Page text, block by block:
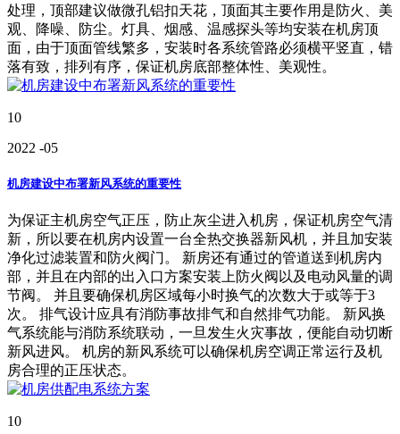
处理，顶部建议做微孔铝扣天花，顶面其主要作用是防火、美
观、降噪、防尘。灯具、烟感、温感探头等均安装在机房顶
面，由于顶面管线繁多，安装时各系统管路必须横平竖直，错
落有致，排列有序，保证机房底部整体性、美观性。
10
2022 -05
机房建设中布署新风系统的重要性
为保证主机房空气正压，防止灰尘进入机房，保证机房空气清
新，所以要在机房内设置一台全热交换器新风机，并且加安装
净化过滤装置和防火阀门。 新房还有通过的管道送到机房内
部，并且在内部的出入口方案安装上防火阀以及电动风量的调
节阀。 并且要确保机房区域每小时换气的次数大于或等于3
次。 排气设计应具有消防事故排气和自然排气功能。 新风换
气系统能与消防系统联动，一旦发生火灾事故，便能自动切断
新风进风。 机房的新风系统可以确保机房空调正常运行及机
房合理的正压状态。
10